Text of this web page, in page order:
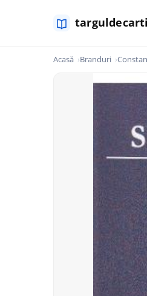
Acasă Branduri